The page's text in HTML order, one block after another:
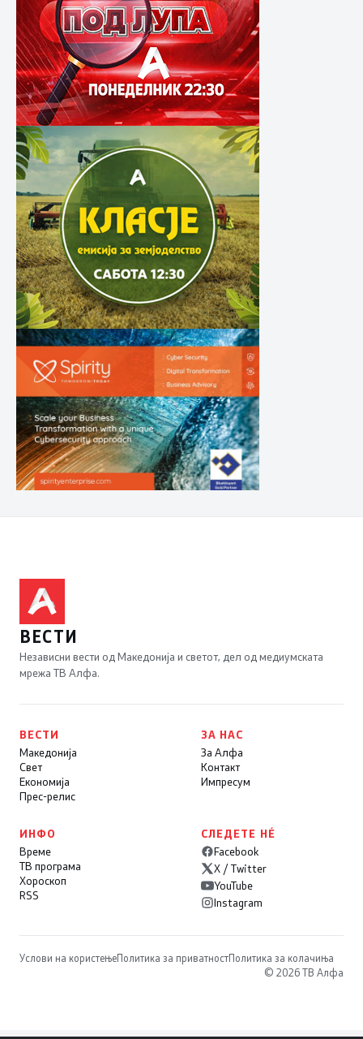
ВЕСТИ
Независни вести од Македонија и светот, дел од медиумската
мрежа ТВ Алфа.
ВЕСТИ
Македонија
Свет
Економија
Прес-релис
ЗА НАС
За Алфа
Контакт
Импресум
ИНФО
Време
ТВ програма
Хороскоп
RSS
СЛЕДЕТЕ НÉ
Facebook
X / Twitter
YouTube
Instagram
Услови на користењеПолитика за приватностПолитика за колачиња
© 2026 ТВ Алфа